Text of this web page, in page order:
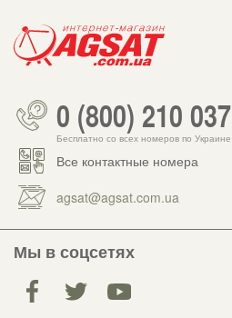
0 (800) 210 037
Бесплатно со всех номеров по Украине
Все контактные номера
agsat@agsat.com.ua
Мы в соцсетях